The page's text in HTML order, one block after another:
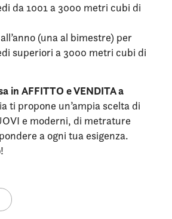
da 1001 a 3000 metri cubi di
(una al bimestre) per
superiori a 3000 metri cubi di
in AFFITTO e VENDITA a
ti propone un’ampia scelta di
e moderni, di metrature
a ogni tua esigenza.